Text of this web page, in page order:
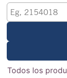
Todos los